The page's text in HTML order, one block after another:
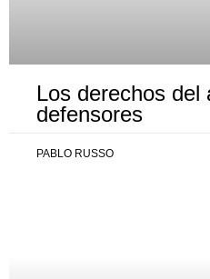
Los derechos del
defensores
PABLO RUSSO